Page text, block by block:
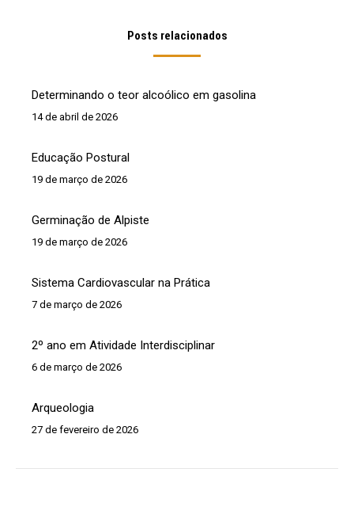
Posts relacionados
Determinando o teor alcoólico em gasolina
14 de abril de 2026
Educação Postural
19 de março de 2026
Germinação de Alpiste
19 de março de 2026
Sistema Cardiovascular na Prática
7 de março de 2026
2º ano em Atividade Interdisciplinar
6 de março de 2026
Arqueologia
27 de fevereiro de 2026